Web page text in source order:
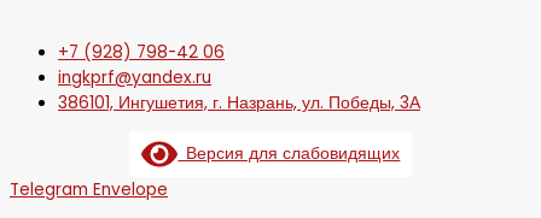
+7 (928) 798-42 06
ingkprf@yandex.ru
386101, Ингушетия, г. Назрань, ул. Победы, 3А
Версия для слабовидящих
Telegram Envelope